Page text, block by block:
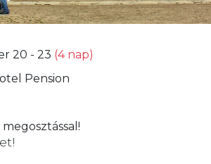
20 - 23 (4 nap)
Pension